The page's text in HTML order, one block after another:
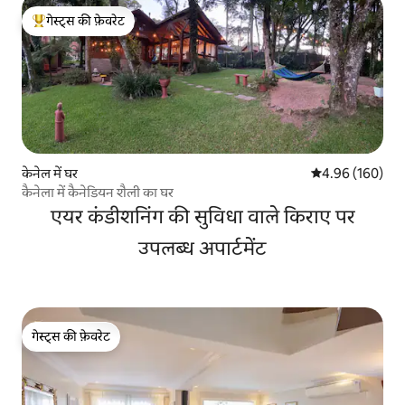
गेस्ट्स का टॉप फ़ेवरेट
गेस्ट्स की फ़ेवरेट
केनेल में घर औसत रेटिंग 5 में से
4.96 (160)
कैनेला में कैनेडियन शैली का घर
एयर कंडीशनिंग की सुविधा वाले किराए पर
उपलब्ध अपार्टमेंट
गेस्ट्स की फ़ेवरेट
गेस्ट्स की फ़ेवरेट